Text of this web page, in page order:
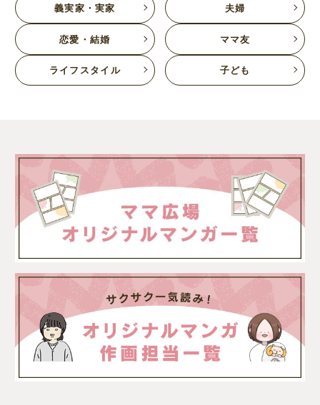
義実家・実家 夫婦
恋愛・結婚 ママ友
ライフスタイル 子ども